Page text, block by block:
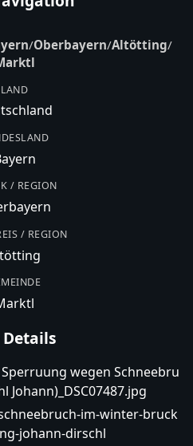
/Oberbayern/Altötting/
LAND
/ REGION
/ REGION
Details
wegen Schneebru
Johann)_DSC07487.jpg
im-winter-bruck
johann-dirschl